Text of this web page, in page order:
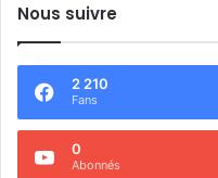
Nous suivre
2 210
Fans
0
Abonnés